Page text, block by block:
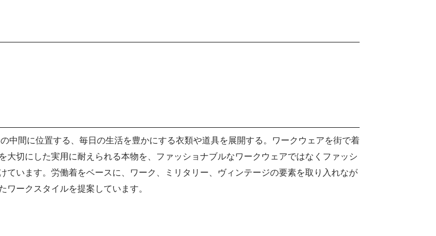
間に位置する、毎日の生活を豊かにする衣類や道具を展開する。ワークウェアを街で着
大切にした実用に耐えられる本物を、ファッショナブルなワークウェアではなくファッシ
ています。労働着をベースに、ワーク、ミリタリー、ヴィンテージの要素を取り入れなが
ークスタイルを提案しています。